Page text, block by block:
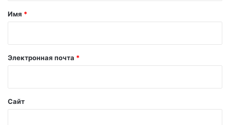
а
й
Имя *
Электронная почта *
Сайт